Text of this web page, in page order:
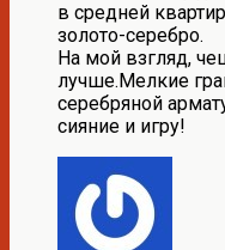
в средней
золото-серебро.
На мой взгляд,
лучше.Мелкие
серебряной
сияние и игру!